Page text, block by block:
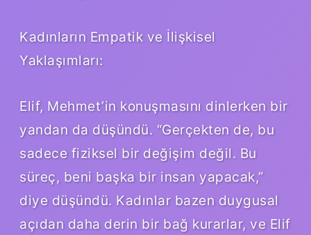
Kadınların Empatik ve İlişkisel
Yaklaşımları:
Elif, Mehmet’in konuşmasını dinlerken bir
yandan da düşündü. “Gerçekten de, bu
sadece fiziksel bir değişim değil. Bu
süreç, beni başka bir insan yapacak,”
diye düşündü. Kadınlar bazen duygusal
açıdan daha derin bir bağ kurarlar, ve Elif